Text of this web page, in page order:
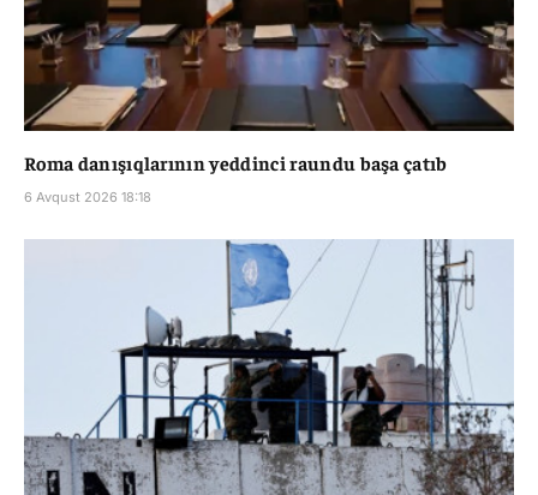
Roma danışıqlarının yeddinci raundu başa çatıb
6 Avqust 2026 18:18